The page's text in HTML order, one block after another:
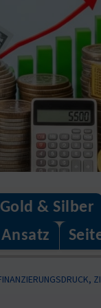
Gold & Silber